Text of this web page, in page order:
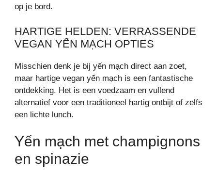
op je bord.
HARTIGE HELDEN: VERRASSENDE
VEGAN YẾN MẠCH OPTIES
Misschien denk je bij yến mạch direct aan zoet,
maar hartige vegan yến mạch is een fantastische
ontdekking. Het is een voedzaam en vullend
alternatief voor een traditioneel hartig ontbijt of zelfs
een lichte lunch.
Yến mạch met champignons
en spinazie